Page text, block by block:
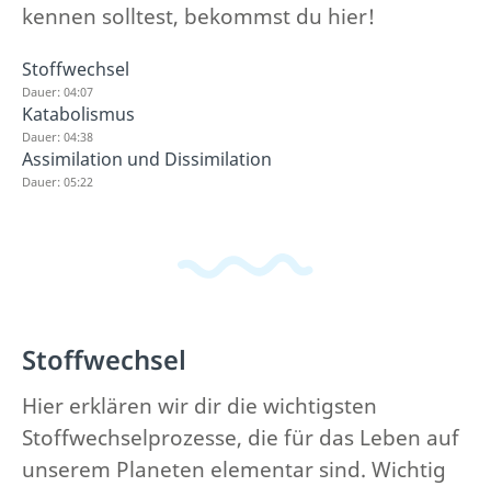
kennen solltest, bekommst du hier!
Stoffwechsel
Dauer: 04:07
Katabolismus
Dauer: 04:38
Assimilation und Dissimilation
Dauer: 05:22
Stoffwechsel
Hier erklären wir dir die wichtigsten
Stoffwechselprozesse, die für das Leben auf
unserem Planeten elementar sind. Wichtig